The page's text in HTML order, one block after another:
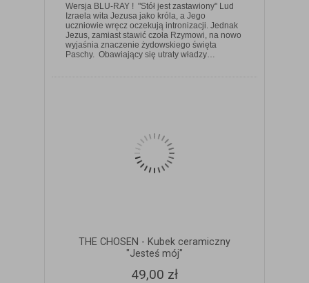
Wersja BLU-RAY ! "Stół jest zastawiony" Lud
Izraela wita Jezusa jako króla, a Jego
uczniowie wręcz oczekują intronizacji. Jednak
Jezus, zamiast stawić czoła Rzymowi, na nowo
wyjaśnia znaczenie żydowskiego święta
Paschy. Obawiający się utraty władzy…
ZOBACZ SZCZEGÓŁY
THE CHOSEN - Kubek ceramiczny
"Jesteś mój"
49,00 zł